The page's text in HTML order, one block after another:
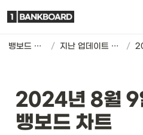
뱅보드 차트 / 지난 업데이트 기록 /
2024년 8월 9
뱅보드 차트